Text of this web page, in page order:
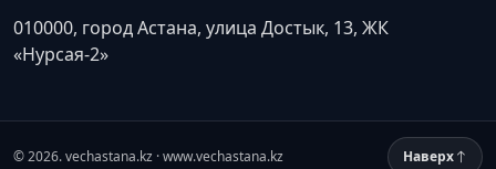
010000, город Астана, улица Достык, 13, ЖК
«Нурсая-2»
© 2026. vechastana.kz · www.vechastana.kz Наверх